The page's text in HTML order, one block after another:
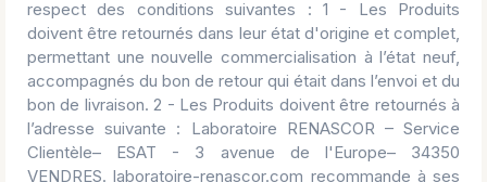
respect des conditions suivantes : 1 - Les Produits
doivent être retournés dans leur état d'origine et complet,
permettant une nouvelle commercialisation à l’état neuf,
accompagnés du bon de retour qui était dans l’envoi et du
bon de livraison. 2 - Les Produits doivent être retournés à
l’adresse suivante : Laboratoire RENASCOR – Service
Clientèle– ESAT - 3 avenue de l'Europe– 34350
VENDRES. laboratoire-renascor.com recommande à ses